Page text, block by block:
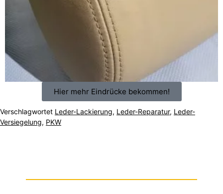
Hier mehr Eindrücke bekommen!
Verschlagwortet Leder-Lackierung, Leder-Reparatur, Leder-
Versiegelung, PKW